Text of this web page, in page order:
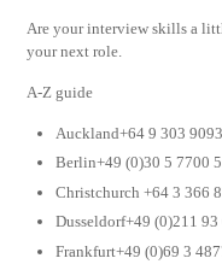
Are your interview skills a
your next role.
A-Z guide
Auckland+64 9 303 9093
Berlin+49 (0)30 5 7700
Christchurch +64 3 366
Dusseldorf+49 (0)211 93
Frankfurt+49 (0)69 3